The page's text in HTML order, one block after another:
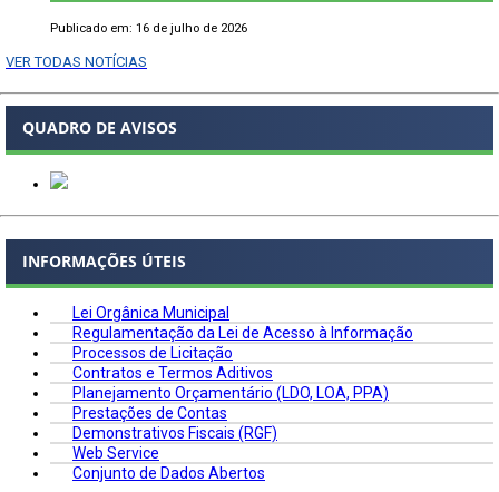
Publicado em: 16 de julho de 2026
VER TODAS NOTÍCIAS
QUADRO DE AVISOS
INFORMAÇÕES ÚTEIS
Lei Orgânica Municipal
Regulamentação da Lei de Acesso à Informação
Processos de Licitação
Contratos e Termos Aditivos
Planejamento Orçamentário (LDO, LOA, PPA)
Prestações de Contas
Demonstrativos Fiscais (RGF)
Web Service
Conjunto de Dados Abertos